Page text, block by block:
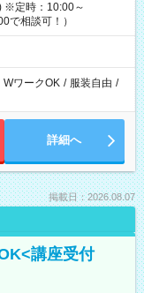
※定時：10:00～
で相談可！）
WワークOK / 服装自由 /
詳細へ
掲載日：2026.08.07
講座受付